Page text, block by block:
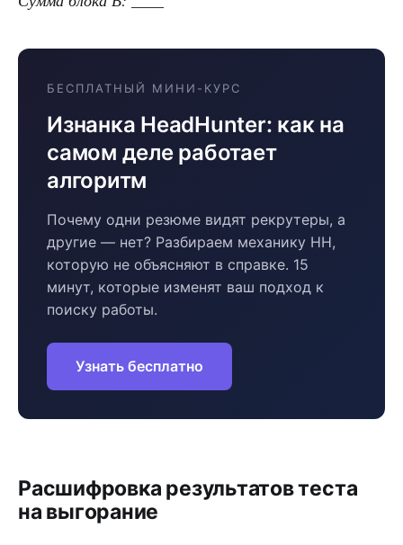
БЕСПЛАТНЫЙ МИНИ-КУРС
Изнанка HeadHunter: как на
самом деле работает
алгоритм
Почему одни резюме видят рекрутеры, а
другие — нет? Разбираем механику HH,
которую не объясняют в справке. 15
минут, которые изменят ваш подход к
поиску работы.
Узнать бесплатно
Расшифровка результатов теста
на выгорание